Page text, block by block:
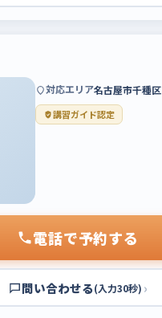
対応エリア名古屋市千種区
講習ガイド認定
電話で予約する
問い合わせる(入力30秒) ›